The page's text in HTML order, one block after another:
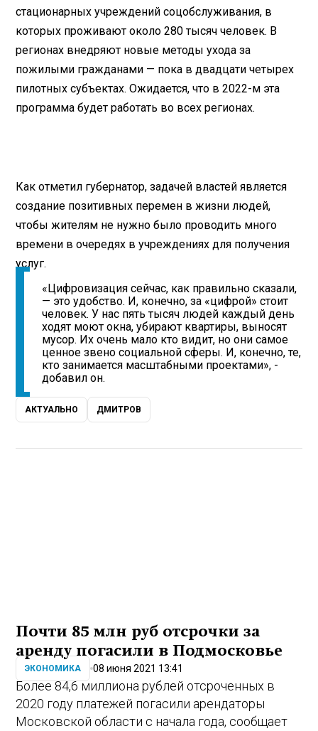
стационарных учреждений соцобслуживания, в
которых проживают около 280 тысяч человек. В
регионах внедряют новые методы ухода за
пожилыми гражданами — пока в двадцати четырех
пилотных субъектах. Ожидается, что в 2022-м эта
программа будет работать во всех регионах.
Как отметил губернатор, задачей властей является
создание позитивных перемен в жизни людей,
чтобы жителям не нужно было проводить много
времени в очередях в учреждениях для получения
услуг.
«Цифровизация сейчас, как правильно сказали,
— это удобство. И, конечно, за «цифрой» стоит
человек. У нас пять тысяч людей каждый день
ходят моют окна, убирают квартиры, выносят
мусор. Их очень мало кто видит, но они самое
ценное звено социальной сферы. И, конечно, те,
кто занимается масштабными проектами», -
добавил он.
АКТУАЛЬНО ДМИТРОВ
Почти 85 млн руб отсрочки за
аренду погасили в Подмосковье
ЭКОНОМИКА 08 июня 2021 13:41
Более 84,6 миллиона рублей отсроченных в
2020 году платежей погасили арендаторы
Московской области с начала года, сообщает